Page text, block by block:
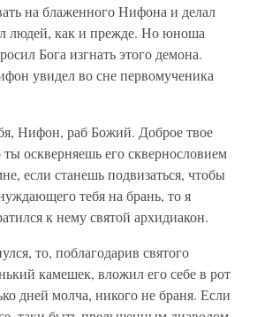
на блаженного Нифона и делал
людей, как и прежде. Но юноша
Бога изгнать этого демона.
увидел во сне первомученика
Нифон, раб Божий. Доброе твое
оскверняешь его сквернословием
если станешь подвизаться, чтобы
тебя на брань, то я
к нему святой архидиакон.
то, поблагодарив святого
камешек, вложил его себе в рот
дней молча, никого не браня. Если